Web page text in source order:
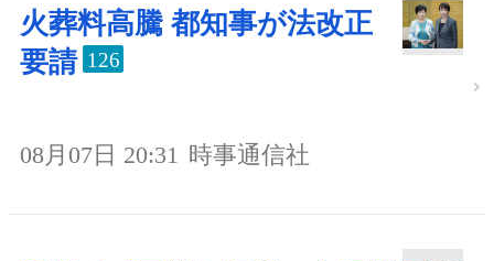
火葬料高騰 都知事が法改正
要請 126
08月07日 20:31 時事通信社